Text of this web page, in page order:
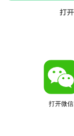
打开微信